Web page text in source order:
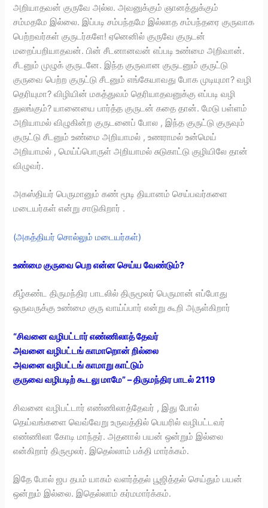
அறியாதவன் குருவே அல்ல. அவனுக்கும் ஞானத்துக்கும்
சம்மதமே இல்லை. இப்படி சம்பந்தமே இல்லாத சம்பந்தரை குருவாக
பெற்றவர்கள் குருடர்களே! ஏனெனில் குருவே குருடன்
மறைப்பறியாதவன். பின் சீடனானவன் எப்படி உண்மை அறிவான்.
சீடனும் முழுக் குருடனே. இந்த குருவான குருடனும் குருட்டு
குருவை பெற்ற குருட்டு சீடனும் எங்கேயாவது போக முடியுமா? வழி
தெரியுமா? விழியின் மகத்துவம் தெரியாதவனுக்கு எப்படி வழி
துலங்கும்? யானையை பார்த்த குருடன் கதை தான். மேடு பள்ளம்
அறியாமல் விழுகின்ற குருடனைப் போல , இந்த குருட்டு குருவும்
குருட்டு சீடனும் உண்மை அறியாமல் , உணராமல் உன்மெய்
அறியாமல் , மெய்ப்பொருள் அறியாமல் சுடுகாட்டு குழியிலே தான்
விழுவர்.
அகஸ்தியர் பெருமானும் கண் மூடி தியானம் செய்பவர்களை
மடையர்கள் என்று சாடுகிறார் .
(அகத்தியர் சொல்லும் மடையர்கள்)
உண்மை குருவை பெற என்ன செய்ய வேண்டும்?
கீழ்கண்ட திருமந்திர பாடலில் திருமூலர் பெருமான் எப்போது
ஒருவருக்கு உண்மை குரு வாய்ப்பார் என்று கூறி அருள்கிறார்
“சிவனை வழிபட்டார் எண்ணிலாத் தேவர்
அவனை வழிபட்டங் காமாறொன் றில்லை
அவனை வழிபட்டங் காமாறு காட்டும்
குருவை வழிபடிற் கூடலு மாமே” – திருமந்திர பாடல் 2119
சிவனை வழிபட்டார் எண்ணிலாத்தேவர் , இது போல்
தெய்வங்களை வெவ்வேறு உருவத்தில் பெயரில் வழிபட்டவர்
எண்ணிலா கோடி மாந்தர். அதனால் பயன் ஒன்றும் இல்லை
என்கிறார் திருமூலர். இதெல்லாம் பக்தி மார்க்கம்.
இதே போல் ஜப தபம் யாகம் வளர்த்தல் பூஜித்தல் செய்தும் பயன்
ஒன்றும் இல்லை. இதெல்லாம் கர்மமார்க்கம்.